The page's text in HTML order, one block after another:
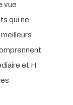
vue
qui ne
et H